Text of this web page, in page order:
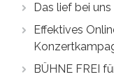
Das lief bei
Effektives
BÜHNE FREI